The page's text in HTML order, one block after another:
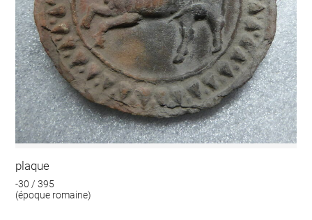
plaque
-30 / 395
(époque romaine)